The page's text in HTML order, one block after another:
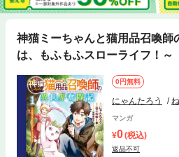
神猫ミーちゃんと猫用品召喚師
は、もふもふスローライフ！
0円無料
にゃんたろう
マンガ
0(税込)
返品不可